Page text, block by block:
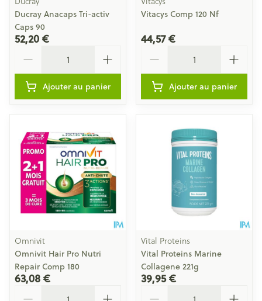
Ducray Anacaps Tri-activ
Caps 90
52,20 €
Ajouter au panier
Vitacys Comp 120 Nf
44,57 €
Ajouter au panier
Omnivit
Omnivit Hair Pro Nutri
Repair Comp 180
63,08 €
Vital Proteins
Vital Proteins Marine
Collagene 221g
39,95 €